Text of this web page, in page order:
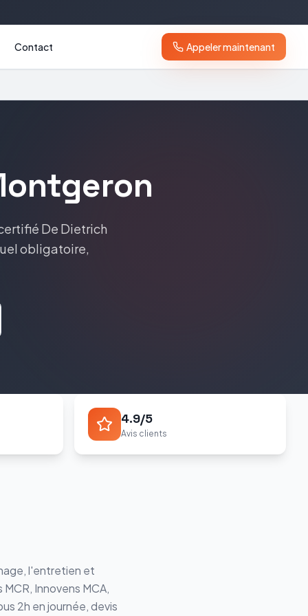
Contact Appeler maintenant
De Dietrich
obligatoire,
4.9/5
Avis clients
l'entretien et
Innovens MCA,
2h en journée, devis